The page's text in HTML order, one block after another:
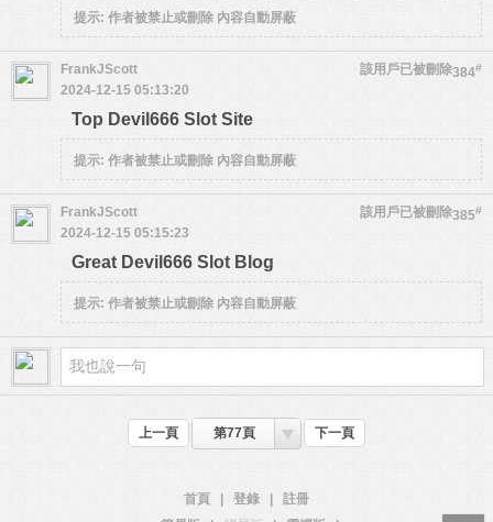
提示: 作者被禁止或刪除 內容自動屏蔽
384#
FrankJScott
該用戶已被刪除
2024-12-15 05:13:20
Top Devil666 Slot Site
提示: 作者被禁止或刪除 內容自動屏蔽
385#
FrankJScott
該用戶已被刪除
2024-12-15 05:15:23
Great Devil666 Slot Blog
提示: 作者被禁止或刪除 內容自動屏蔽
上一頁 第77頁 下一頁
首頁 登錄
註冊